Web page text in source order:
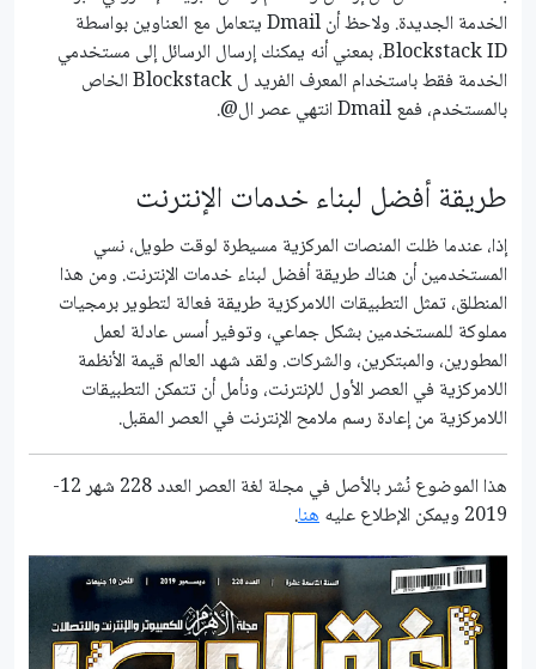
الخدمة الجديدة. ولاحظ أن Dmail يتعامل مع العناوين بواسطة
Blockstack ID، بمعني أنه يمكنك إرسال الرسائل إلى مستخدمي
الخدمة فقط باستخدام المعرف الفريد ل Blockstack الخاص
بالمستخدم، فمع Dmail انتهي عصر ال@.
طريقة أفضل لبناء خدمات اﻹنترنت
إذا، عندما ظلت المنصات المركزية مسيطرة لوقت طويل، نسي
المستخدمين أن هناك طريقة أفضل لبناء خدمات الإنترنت. ومن هذا
المنطلق، تمثل التطبيقات اللامركزية طريقة فعالة لتطوير برمجيات
مملوكة للمستخدمين بشكل جماعي، وتوفير أسس عادلة لعمل
المطورين، والمبتكرين، والشركات. ولقد شهد العالم قيمة الأنظمة
اللامركزية في العصر الأول للإنترنت، ونأمل أن تتمكن التطبيقات
اللامركزية من إعادة رسم ملامح الإنترنت في العصر المقبل.
هذا الموضوع نُشر باﻷصل في مجلة لغة العصر العدد 228 شهر 12-
2019 ويمكن الإطلاع عليه
هنا.